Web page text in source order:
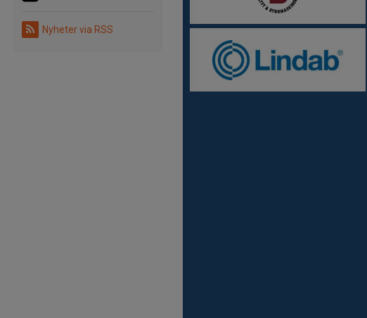
Nyheter via RSS